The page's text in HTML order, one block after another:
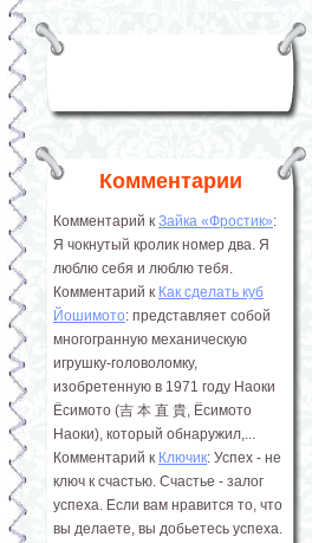
Комментарии
Комментарий к Зайка «Фростик»:
Я чокнутый кролик номер два. Я
люблю себя и люблю тебя.
Комментарий к Как сделать куб
Йошимото: представляет собой
многогранную механическую
игрушку-головоломку,
изобретенную в 1971 году Наоки
Ёсимото (吉 本 直 貴, Ёсимото
Наоки), который обнаружил,...
Комментарий к Ключик: Успех - не
ключ к счастью. Счастье - залог
успеха. Если вам нравится то, что
вы делаете, вы добьетесь успеха.